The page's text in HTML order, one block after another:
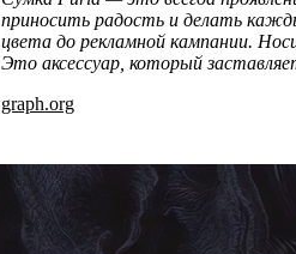
приносить радость и делать
цвета до рекламной кампании.
Это аксессуар, который
graph.org